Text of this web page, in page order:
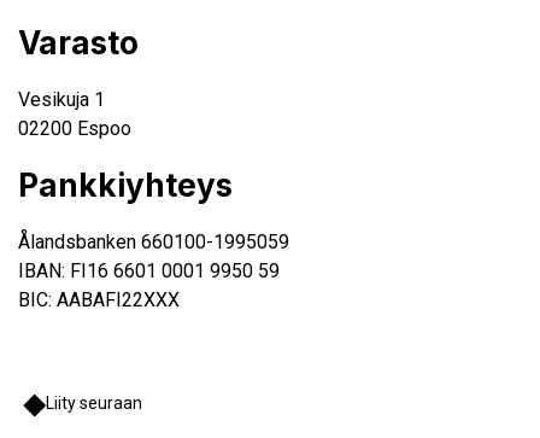
Varasto
Vesikuja 1
02200 Espoo
Pankkiyhteys
Ålandsbanken 660100-1995059
IBAN: FI16 6601 0001 9950 59
BIC: AABAFI22XXX
Liity seuraan